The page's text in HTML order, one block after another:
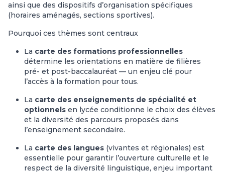
ainsi que des dispositifs d’organisation spécifiques
(horaires aménagés, sections sportives).
Pourquoi ces thèmes sont centraux
La carte des formations professionnelles
détermine les orientations en matière de filières
pré- et post-baccalauréat — un enjeu clé pour
l’accès à la formation pour tous.
La carte des enseignements de spécialité et
optionnels en lycée conditionne le choix des élèves
et la diversité des parcours proposés dans
l’enseignement secondaire.
La carte des langues (vivantes et régionales) est
essentielle pour garantir l’ouverture culturelle et le
respect de la diversité linguistique, enjeu important